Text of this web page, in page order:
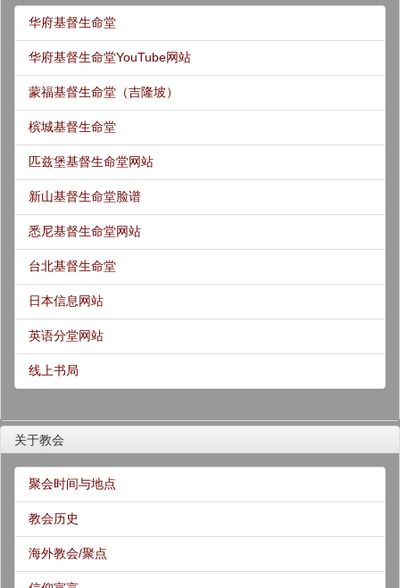
华府基督生命堂
华府基督生命堂YouTube网站
蒙福基督生命堂（吉隆坡）
槟城基督生命堂
匹兹堡基督生命堂网站
新山基督生命堂脸谱
悉尼基督生命堂网站
台北基督生命堂
日本信息网站
英语分堂网站
线上书局
关于教会
聚会时间与地点
教会历史
海外教会/聚点